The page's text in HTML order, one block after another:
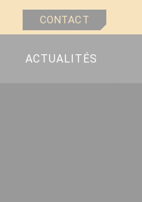
CONTACT
ACTUALITÉS